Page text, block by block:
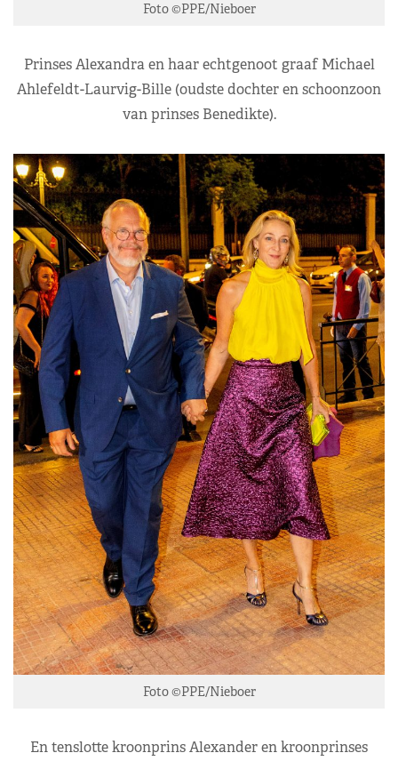
Foto ©PPE/Nieboer
Prinses Alexandra en haar echtgenoot graaf Michael
Ahlefeldt-Laurvig-Bille (oudste dochter en schoonzoon
van prinses Benedikte).
Foto ©PPE/Nieboer
En tenslotte kroonprins Alexander en kroonprinses